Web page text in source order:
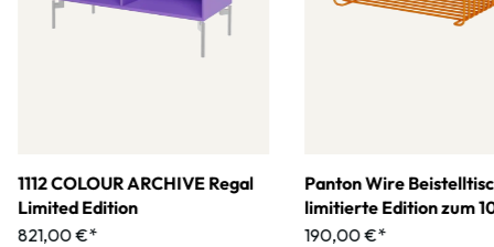
1112 COLOUR ARCHIVE Regal
Limited Edition
821,00 €*
Panton Wire
limitierte Edition zum
jährigen Jubiläum
190,00 €*